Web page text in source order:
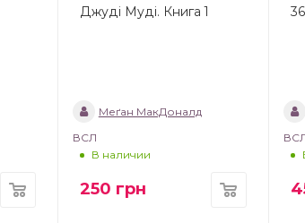
Джуді Муді. Книга 1
Меґан МакДоналд
ВСЛ
В наличии
250 грн